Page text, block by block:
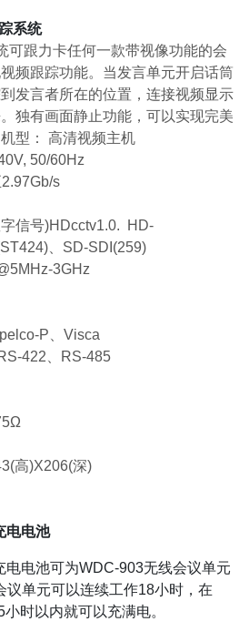
系统
可跟力卡任何一款带视像功能的会
频跟踪功能。当发言单元开启话筒
发言者所在的位置，连接视频显示
独有画面静止功能，可以实现完美
型： 高清视频主机
50/60Hz
s
信号)HDcctv1.0. HD-
、SD-SDI(259)
3GHz
P、Visca
422、RS-485
高)X206(深)
电电池
电池可为WDC-903无线会议单元
议单元可以连续工作18小时，在
时以内就可以充满电。